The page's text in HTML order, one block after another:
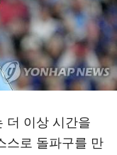
더 이상 시간을
스로 돌파구를 만